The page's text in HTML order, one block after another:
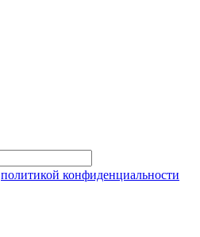
политикой конфиденциальности